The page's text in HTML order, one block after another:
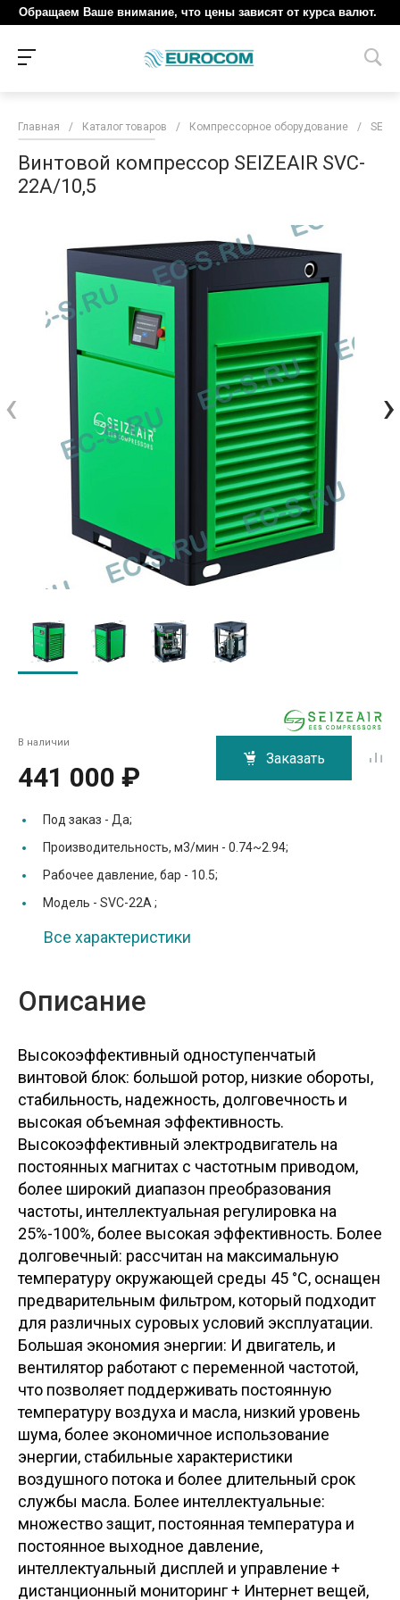
Обращаем Ваше внимание, что цены зависят от курса валют.
Главная / Каталог товаров / Компрессорное оборудование /
Винтовой компрессор SEIZEAIR SVC-
22A/10,5
‹ ›
В наличии
441 000 ₽
Заказать
Под заказ - Да;
Производительность, м3/мин - 0.74~2.94;
Рабочее давление, бар - 10.5;
Модель - SVC-22A ;
Все характеристики
Описание
Высокоэффективный одноступенчатый
винтовой блок: большой ротор, низкие обороты,
стабильность, надежность, долговечность и
высокая объемная эффективность.
Высокоэффективный электродвигатель на
постоянных магнитах с частотным приводом,
более широкий диапазон преобразования
частоты, интеллектуальная регулировка на
25%-100%, более высокая эффективность. Более
долговечный: рассчитан на максимальную
температуру окружающей среды 45 °C, оснащен
предварительным фильтром, который подходит
для различных суровых условий эксплуатации.
Большая экономия энергии: И двигатель, и
вентилятор работают с переменной частотой,
что позволяет поддерживать постоянную
температуру воздуха и масла, низкий уровень
шума, более экономичное использование
энергии, стабильные характеристики
воздушного потока и более длительный срок
службы масла. Более интеллектуальные:
множество защит, постоянная температура и
постоянное выходное давление,
интеллектуальный дисплей и управление +
дистанционный мониторинг + Интернет вещей,